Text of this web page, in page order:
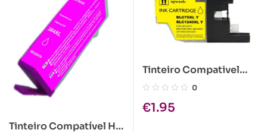
Tinteiro Compatível HP
Tinteiro Compativel
Brother LC1280 XL
0
€1.95